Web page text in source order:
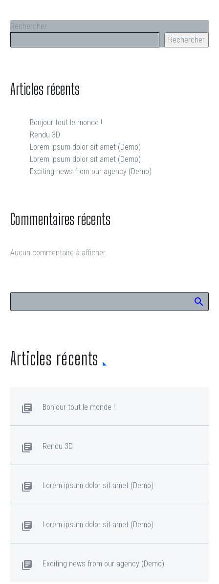
Rechercher
Rechercher
Articles récents
Bonjour tout le monde !
Rendu 3D
Lorem ipsum dolor sit amet (Demo)
Lorem ipsum dolor sit amet (Demo)
Exciting news from our agency (Demo)
Commentaires récents
Aucun commentaire à afficher.
Articles récents
Bonjour tout le monde !
Rendu 3D
Lorem ipsum dolor sit amet (Demo)
Lorem ipsum dolor sit amet (Demo)
Exciting news from our agency (Demo)